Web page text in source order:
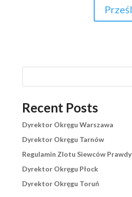
Recent Posts
Dyrektor Okręgu Warszawa
Dyrektor Okręgu Tarnów
Regulamin Zlotu Siewców Prawdy
Dyrektor Okręgu Płock
Dyrektor Okręgu Toruń